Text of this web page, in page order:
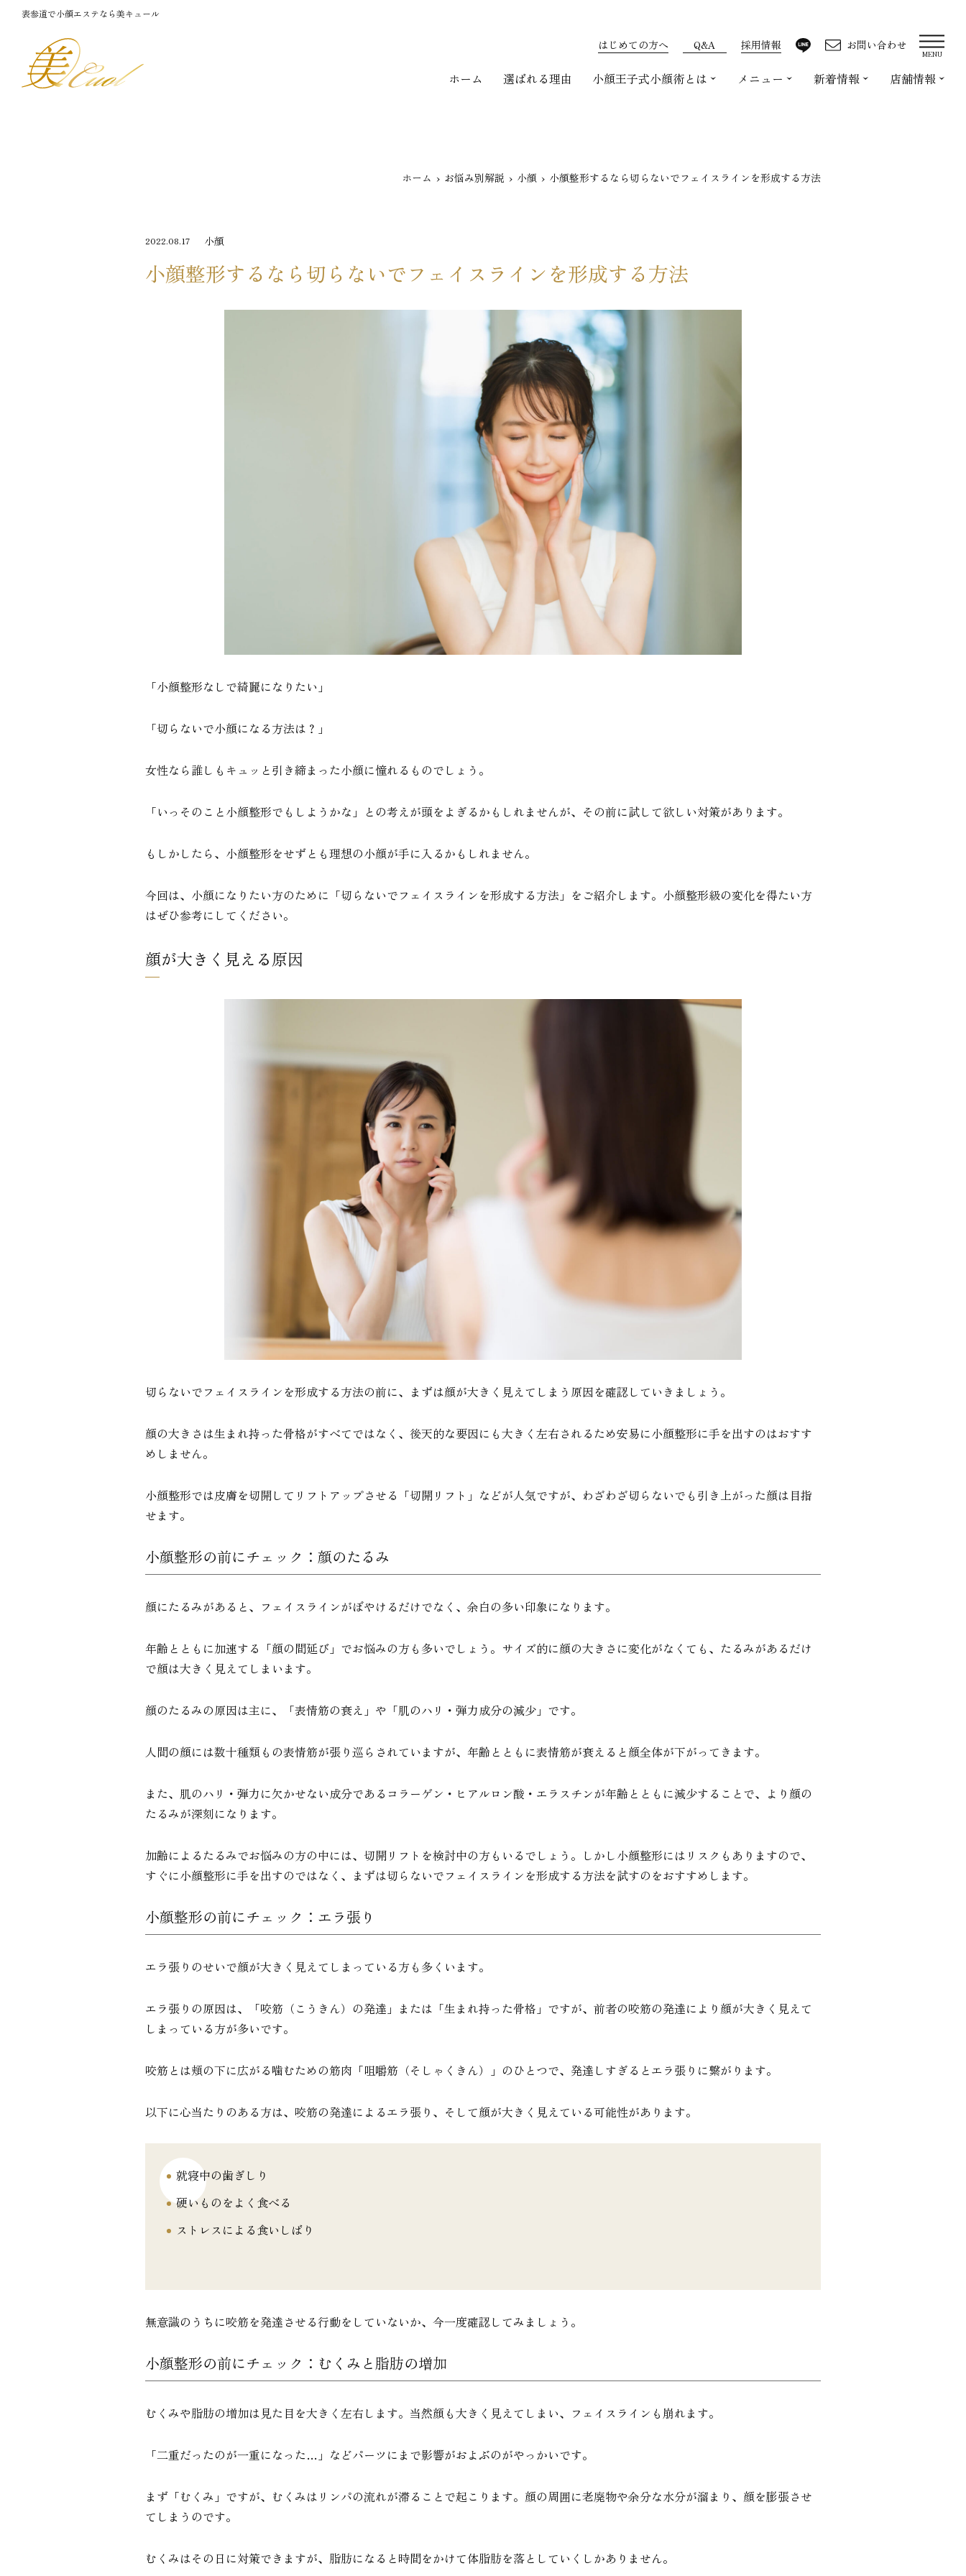
表参道で小顔エステなら美キュール
はじめての方へ Q&A 採用情報 お問い合わせ
MENU
ホーム 選ばれる理由 小顔王子式小顔術とは メニュー 新着情報 店舗情報
ホーム お悩み別解説 小顔 小顔整形するなら切らないでフェイスラインを形成する方法
2022.08.17 小顔
小顔整形するなら切らないでフェイスラインを形成する方法
「小顔整形なしで綺麗になりたい」
「切らないで小顔になる方法は？」
女性なら誰しもキュッと引き締まった小顔に憧れるものでしょう。
「いっそのこと小顔整形でもしようかな」との考えが頭をよぎるかもしれませんが、その前に試して欲しい対策があります。
もしかしたら、小顔整形をせずとも理想の小顔が手に入るかもしれません。
今回は、小顔になりたい方のために「切らないでフェイスラインを形成する方法」をご紹介します。小顔整形級の変化を得たい方
はぜひ参考にしてください。
顔が大きく見える原因
切らないでフェイスラインを形成する方法の前に、まずは顔が大きく見えてしまう原因を確認していきましょう。
顔の大きさは生まれ持った骨格がすべてではなく、後天的な要因にも大きく左右されるため安易に小顔整形に手を出すのはおすす
めしません。
小顔整形では皮膚を切開してリフトアップさせる「切開リフト」などが人気ですが、わざわざ切らないでも引き上がった顔は目指
せます。
小顔整形の前にチェック：顔のたるみ
顔にたるみがあると、フェイスラインがぼやけるだけでなく、余白の多い印象になります。
年齢とともに加速する「顔の間延び」でお悩みの方も多いでしょう。サイズ的に顔の大きさに変化がなくても、たるみがあるだけ
で顔は大きく見えてしまいます。
顔のたるみの原因は主に、「表情筋の衰え」や「肌のハリ・弾力成分の減少」です。
人間の顔には数十種類もの表情筋が張り巡らされていますが、年齢とともに表情筋が衰えると顔全体が下がってきます。
また、肌のハリ・弾力に欠かせない成分であるコラーゲン・ヒアルロン酸・エラスチンが年齢とともに減少することで、より顔の
たるみが深刻になります。
加齢によるたるみでお悩みの方の中には、切開リフトを検討中の方もいるでしょう。しかし小顔整形にはリスクもありますので、
すぐに小顔整形に手を出すのではなく、まずは切らないでフェイスラインを形成する方法を試すのをおすすめします。
小顔整形の前にチェック：エラ張り
エラ張りのせいで顔が大きく見えてしまっている方も多くいます。
エラ張りの原因は、「咬筋（こうきん）の発達」または「生まれ持った骨格」ですが、前者の咬筋の発達により顔が大きく見えて
しまっている方が多いです。
咬筋とは頬の下に広がる噛むための筋肉「咀嚼筋（そしゃくきん）」のひとつで、発達しすぎるとエラ張りに繋がります。
以下に心当たりのある方は、咬筋の発達によるエラ張り、そして顔が大きく見えている可能性があります。
就寝中の歯ぎしり
硬いものをよく食べる
ストレスによる食いしばり
無意識のうちに咬筋を発達させる行動をしていないか、今一度確認してみましょう。
小顔整形の前にチェック：むくみと脂肪の増加
むくみや脂肪の増加は見た目を大きく左右します。当然顔も大きく見えてしまい、フェイスラインも崩れます。
「二重だったのが一重になった…」などパーツにまで影響がおよぶのがやっかいです。
まず「むくみ」ですが、むくみはリンパの流れが滞ることで起こります。顔の周囲に老廃物や余分な水分が溜まり、顔を膨張させ
てしまうのです。
むくみはその日に対策できますが、脂肪になると時間をかけて体脂肪を落としていくしかありません。